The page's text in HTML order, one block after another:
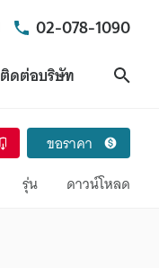
02-078-1090
ติดต่อบริษัท
ขอราคา
รุ่น ดาวน์โหลด